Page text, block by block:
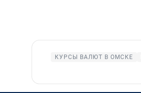
КУРСЫ ВАЛЮТ В ОМСКЕ